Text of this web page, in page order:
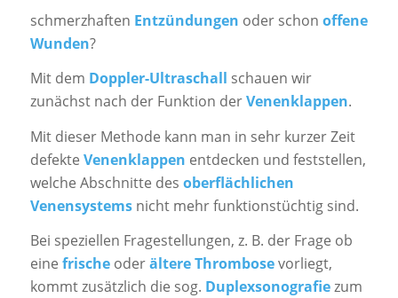
schmerzhaften Entzündungen oder schon offene
Wunden?
Mit dem Doppler-Ultraschall schauen wir
zunächst nach der Funktion derVenenklappen.
Mit dieser Methode kann man in sehr kurzer Zeit
defekte Venenklappen entdecken und feststellen,
welche Abschnitte des oberflächlichen
Venensystemsnicht mehr funktionstüchtig sind.
Bei speziellen Fragestellungen, z. B. der Frage ob
eine frischeoderältere Thrombosevorliegt,
kommt zusätzlich die sog. Duplexsonografiezum